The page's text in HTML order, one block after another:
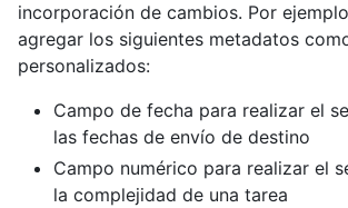
incorporación de cambios. Por
agregar los siguientes metadatos
personalizados:
Campo de fecha para realizar el
las fechas de envío de destino
Campo numérico para realizar el
la complejidad de una tarea